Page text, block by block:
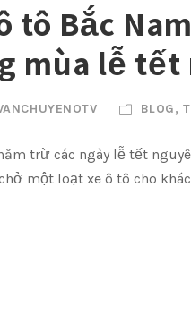
tô Bắc
mùa lễ tết
BLOG,
trừ các ngày lễ tết
một loạt xe ô tô cho